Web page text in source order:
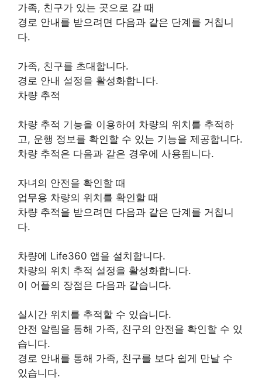
가족, 친구가 있는 곳으로 갈 때
경로 안내를 받으려면 다음과 같은 단계를 거칩니
다.
가족, 친구를 초대합니다.
경로 안내 설정을 활성화합니다.
차량 추적
차량 추적 기능을 이용하여 차량의 위치를 추적하
고, 운행 정보를 확인할 수 있는 기능을 제공합니다.
차량 추적은 다음과 같은 경우에 사용됩니다.
자녀의 안전을 확인할 때
업무용 차량의 위치를 확인할 때
차량 추적을 받으려면 다음과 같은 단계를 거칩니
다.
차량에 Life360 앱을 설치합니다.
차량의 위치 추적 설정을 활성화합니다.
이 어플의 장점은 다음과 같습니다.
실시간 위치를 추적할 수 있습니다.
안전 알림을 통해 가족, 친구의 안전을 확인할 수 있
습니다.
경로 안내를 통해 가족, 친구를 보다 쉽게 만날 수
있습니다.